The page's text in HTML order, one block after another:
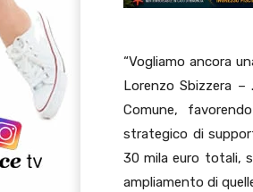
“Vogliamo ancora
Lorenzo Sbizzera
Comune,
strategico di
30 mila euro totali,
ampliamento di